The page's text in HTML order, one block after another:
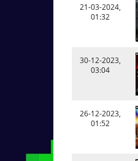
21-03-2024,
01:32
30-12-2023,
03:04
26-12-2023,
01:52